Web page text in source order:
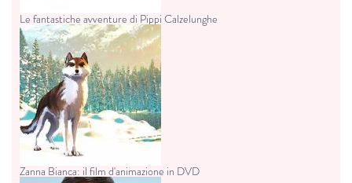
Le fantastiche avventure di Pippi Calzelunghe
Zanna Bianca: il film d'animazione in DVD